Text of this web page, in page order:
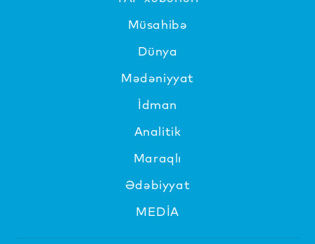
Müsahibə
Dünya
Mədəniyyat
İdman
Analitik
Maraqlı
Ədəbiyyat
MEDİA